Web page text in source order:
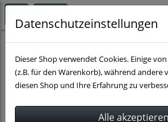
Schlauchbefestigung Klammer / Tool
Datenschutzeinstellungen
Dieser Shop verwendet Cookies. Einige
(z.B. für den Warenkorb), während andere
diesen Shop und Ihre Erfahrung zu